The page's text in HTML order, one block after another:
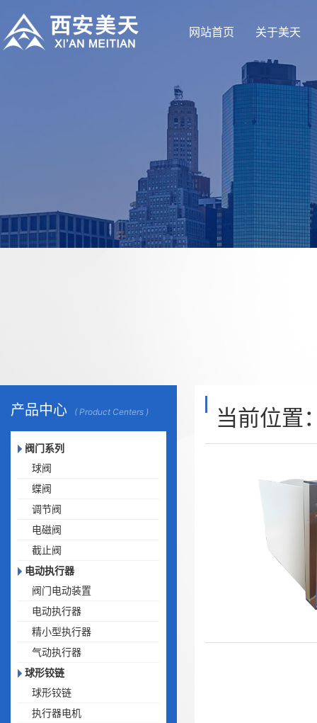
网站首页 关于美天
产品中心 ( Product Centers )
阀门系列
球阀
蝶阀
调节阀
电磁阀
截止阀
电动执行器
阀门电动装置
电动执行器
精小型执行器
气动执行器
球形铰链
球形铰链
执行器电机
当前位置